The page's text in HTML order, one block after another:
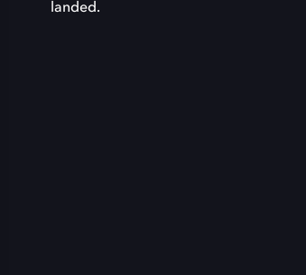
landed.